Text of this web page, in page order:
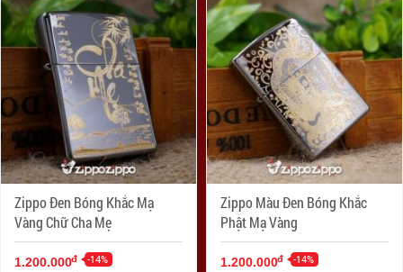
Zippo Đen Bóng Khắc Mạ
Vàng Chữ Cha Mẹ
1.200.000đ -14%
Zippo Màu Đen Bóng Khắc
Phật Mạ Vàng
1.200.000đ -14%